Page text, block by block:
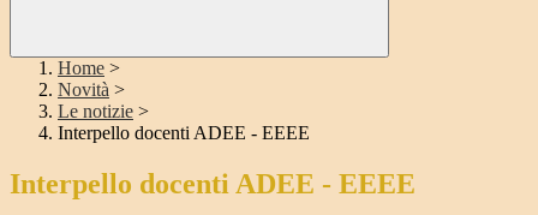
Home >
Novità >
Le notizie >
Interpello docenti ADEE - EEEE
Interpello docenti ADEE - EEEE